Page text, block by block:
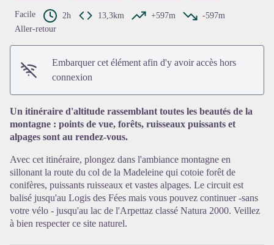
Voir l'image en plein écran
Facile 2h 13,3km +597m
-597m
Aller-retour
Embarquer cet élément afin d'y avoir accès hors
connexion
Un itinéraire d'altitude rassemblant toutes les beautés de la
montagne : points de vue, forêts, ruisseaux puissants et
alpages sont au rendez-vous.
Avec cet itinéraire, plongez dans l'ambiance montagne en
sillonant la route du col de la Madeleine qui cotoie forêt de
conifères, puissants ruisseaux et vastes alpages. Le circuit est
balisé jusqu'au Logis des Fées mais vous pouvez continuer -sans
votre vélo - jusqu'au lac de l'Arpettaz classé Natura 2000. Veillez
à bien respecter ce site naturel.